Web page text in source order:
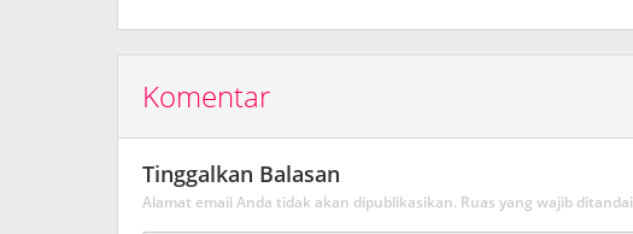
Komentar
Tinggalkan Balasan
Alamat email Anda tidak akan dipublikasikan. Ruas yang wajib ditandai